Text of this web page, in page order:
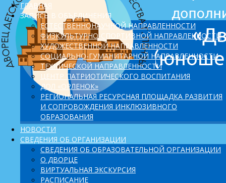
ГЛАВНАЯ
ЗАПИСЬ В ОБЪЕДИНЕНИЯ
ЕСТЕСТВЕННОНАУЧНОЙ НАПРАВЛЕННОСТИ
ФИЗКУЛЬТУРНО-СПОРТИВНОЙ НАПРАВЛЕННОСТИ
ХУДОЖЕСТВЕННОЙ НАПРАВЛЕННОСТИ
СОЦИАЛЬНО-ГУМАНИТАРНОЙ НАПРАВЛЕННОСТИ
ТЕХНИЧЕСКОЙ НАПРАВЛЕННОСТИ
ЦЕНТР ПАТРИОТИЧЕСКОГО ВОСПИТАНИЯ
ДОЛ «ОРЛЕНОК»
PЕГИОНАЛЬНАЯ РЕСУРСНАЯ ПЛОЩАДКА РАЗВИТИЯ
И СОПРОВОЖДЕНИЯ ИНКЛЮЗИВНОГО
ОБРАЗОВАНИЯ
НОВОСТИ
СВЕДЕНИЯ ОБ ОРГАНИЗАЦИИ
СВЕДЕНИЯ ОБ ОБРАЗОВАТЕЛЬНОЙ ОРГАНИЗАЦИИ
О ДВОРЦЕ
ВИРТУАЛЬНАЯ ЭКСКУРСИЯ
РАСПИСАНИЕ